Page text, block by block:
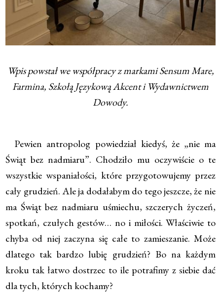
Wpis powstał we współpracy z markami Sensum Mare,
Farmina, Szkołą Językową Akcent i Wydawnictwem
Dowody.
Pewien antropolog powiedział kiedyś, że „nie ma
Świąt bez nadmiaru”. Chodziło mu oczywiście o te
wszystkie wspaniałości, które przygotowujemy przez
cały grudzień. Ale ja dodałabym do tego jeszcze, że nie
ma Świąt bez nadmiaru uśmiechu, szczerych życzeń,
spotkań, czułych gestów… no i miłości. Właściwie to
chyba od niej zaczyna się całe to zamieszanie. Może
dlatego tak bardzo lubię grudzień? Bo na każdym
kroku tak łatwo dostrzec to ile potrafimy z siebie dać
dla tych, których kochamy?